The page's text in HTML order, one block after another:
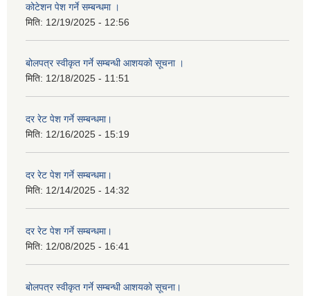
कोटेशन पेश गर्ने सम्बन्धमा ।
मिति: 12/19/2025 - 12:56
बोलपत्र स्वीकृत गर्ने सम्बन्धी आशयको सूचना ।
मिति: 12/18/2025 - 11:51
दर रेट पेश गर्ने सम्बन्धमा।
मिति: 12/16/2025 - 15:19
दर रेट पेश गर्ने सम्बन्धमा।
मिति: 12/14/2025 - 14:32
दर रेट पेश गर्ने सम्बन्धमा।
मिति: 12/08/2025 - 16:41
बोलपत्र स्वीकृत गर्ने सम्बन्धी आशयको सूचना।